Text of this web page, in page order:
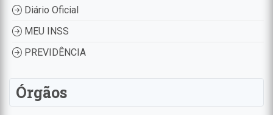
Diário Oficial
MEU INSS
PREVIDÊNCIA
Órgãos